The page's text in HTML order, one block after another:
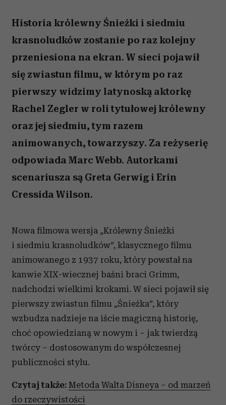
Historia królewny Śnieżki i siedmiu
krasnoludków zostanie po raz kolejny
przeniesiona na ekran. W sieci pojawił
się zwiastun filmu, w którym po raz
pierwszy widzimy latynoską aktorkę
Rachel Zegler w roli tytułowej królewny
oraz jej siedmiu, tym razem
animowanych, towarzyszy. Za reżyserię
odpowiada Marc Webb. Autorkami
scenariusza są Greta Gerwig i Erin
Cressida Wilson.
Nowa filmowa wersja „Królewny Śnieżki
i siedmiu krasnoludków”, klasycznego filmu
animowanego z 1937 roku, który powstał na
kanwie XIX-wiecznej baśni braci Grimm,
nadchodzi wielkimi krokami. W sieci pojawił się
pierwszy zwiastun filmu „Śnieżka”, który
wzbudza nadzieje na iście magiczną historię,
choć opowiedzianą w nowym i – jak twierdzą
twórcy – dostosowanym do współczesnej
publiczności stylu.
Czytaj także: Metoda Walta Disneya – od marzeń
do rzeczywistości